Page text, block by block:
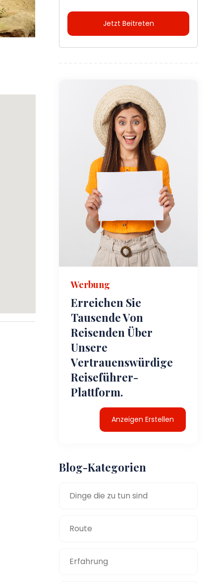
Jetzt Beitreten
Werbung
Erreichen Sie
Tausende Von
Reisenden Über
Unsere
Vertrauenswürdige
Reiseführer-
Plattform.
Anzeigen Erstellen
Blog-Kategorien
Dinge die zu tun sind
Route
Erfahrung